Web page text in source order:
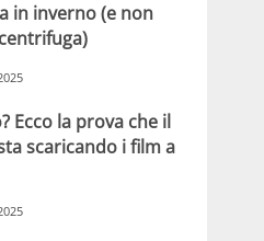
in inverno (e non
Ecco la prova che il
scaricando i film a